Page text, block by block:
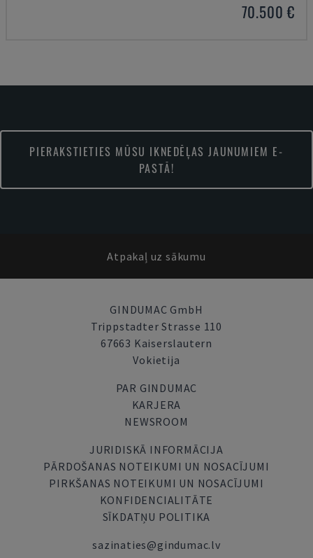
70.500 €
PIERAKSTIETIES MŪSU IKNEDĒĻAS JAUNUMIEM E-
PASTĀ!
Atpakaļ uz sākumu
GINDUMAC GmbH
Trippstadter Strasse 110
67663 Kaiserslautern
Vokietija
PAR GINDUMAC
KARJERA
NEWSROOM
JURIDISKĀ INFORMĀCIJA
PĀRDOŠANAS NOTEIKUMI UN NOSACĪJUMI
PIRKŠANAS NOTEIKUMI UN NOSACĪJUMI
KONFIDENCIALITĀTE
SĪKDATŅU POLITIKA
sazinaties@gindumac.lv